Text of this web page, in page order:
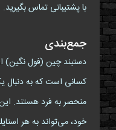
با پشتیبانی تماس بگیرید.
جمع‌بندی
دستبند چین (فول نگین)
کسانی است که به
منحصر به فرد هستند.
خود، می‌تواند به هر